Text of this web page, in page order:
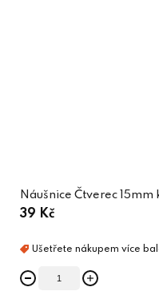
Náušnice Čtverec 15mm
39 Kč